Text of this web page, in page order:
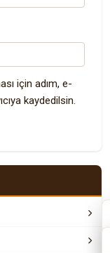
için adım, e-
kaydedilsin.